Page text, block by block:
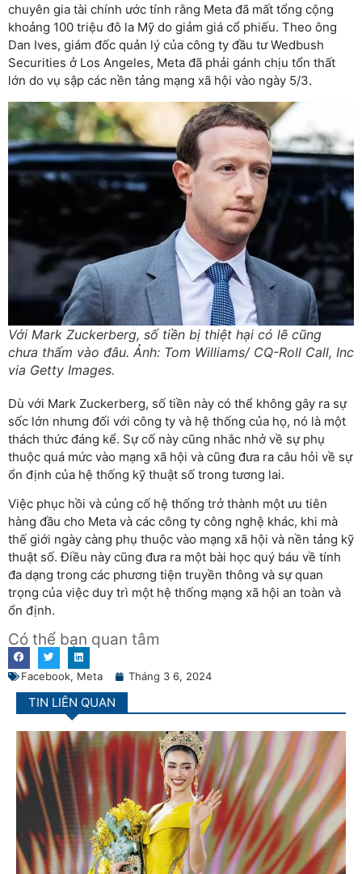
chuyên gia tài chính ước tính rằng Meta đã mất tổng cộng
khoảng 100 triệu đô la Mỹ do giảm giá cổ phiếu. Theo ông
Dan Ives, giám đốc quản lý của công ty đầu tư Wedbush
Securities ở Los Angeles, Meta đã phải gánh chịu tổn thất
lớn do vụ sập các nền tảng mạng xã hội vào ngày 5/3.
Với Mark Zuckerberg, số tiền bị thiệt hại có lẽ cũng
chưa thấm vào đâu. Ảnh: Tom Williams/ CQ-Roll Call, Inc
via Getty Images.
Dù với Mark Zuckerberg, số tiền này có thể không gây ra sự
sốc lớn nhưng đối với công ty và hệ thống của họ, nó là một
thách thức đáng kể. Sự cố này cũng nhắc nhở về sự phụ
thuộc quá mức vào mạng xã hội và cũng đưa ra câu hỏi về sự
ổn định của hệ thống kỹ thuật số trong tương lai.
Việc phục hồi và củng cố hệ thống trở thành một ưu tiên
hàng đầu cho Meta và các công ty công nghệ khác, khi mà
thế giới ngày càng phụ thuộc vào mạng xã hội và nền tảng kỹ
thuật số. Điều này cũng đưa ra một bài học quý báu về tính
đa dạng trong các phương tiện truyền thông và sự quan
trọng của việc duy trì một hệ thống mạng xã hội an toàn và
ổn định.
Có thể bạn quan tâm
Facebook, Meta Tháng 3 6, 2024
TIN LIÊN QUAN